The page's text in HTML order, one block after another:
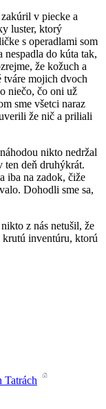
v piecke a
luster, ktorý
s operadlami som
nespadla do kúta tak,
že kožuch a
tváre mojich dvoch
niečo, čo oni už
sme všetci naraz
že nič a priliali
nikto nedržal
ten deň druhýkrát.
iba na zadok, čiže
Dohodli sme sa,
z nás netušil, že
inventúru, ktorú